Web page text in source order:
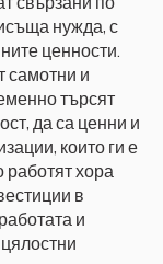
нужда, с
ценности.
самотни и
търсят
да са ценни и
които ги е
работят хора
в
и